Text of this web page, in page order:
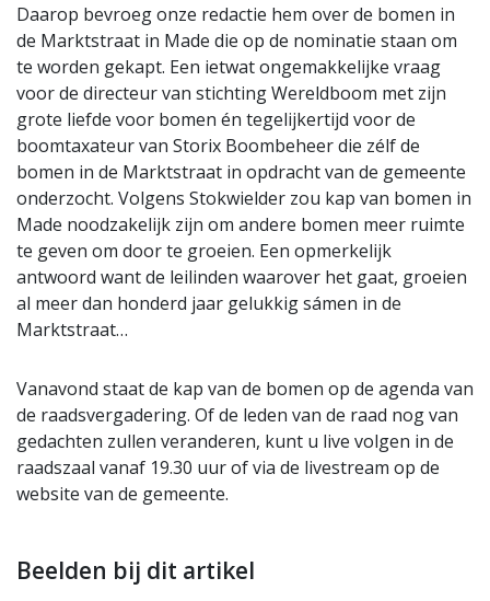
Daarop bevroeg onze redactie hem over de bomen in
de Marktstraat in Made die op de nominatie staan om
te worden gekapt. Een ietwat ongemakkelijke vraag
voor de directeur van stichting Wereldboom met zijn
grote liefde voor bomen én tegelijkertijd voor de
boomtaxateur van Storix Boombeheer die zélf de
bomen in de Marktstraat in opdracht van de gemeente
onderzocht. Volgens Stokwielder zou kap van bomen in
Made noodzakelijk zijn om andere bomen meer ruimte
te geven om door te groeien. Een opmerkelijk
antwoord want de leilinden waarover het gaat, groeien
al meer dan honderd jaar gelukkig sámen in de
Marktstraat…
Vanavond staat de kap van de bomen op de agenda van
de raadsvergadering. Of de leden van de raad nog van
gedachten zullen veranderen, kunt u live volgen in de
raadszaal vanaf 19.30 uur of via de livestream op de
website van de gemeente.
Beelden bij dit artikel